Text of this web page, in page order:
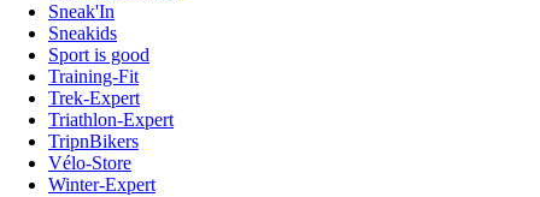
Sneak'In
Sneakids
Sport is good
Training-Fit
Trek-Expert
Triathlon-Expert
TripnBikers
Vélo-Store
Winter-Expert